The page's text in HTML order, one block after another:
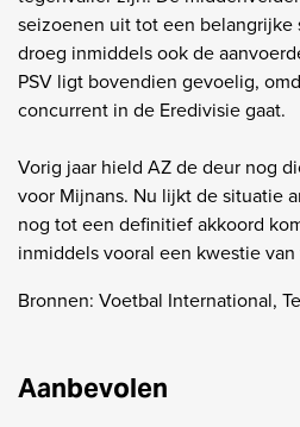
seizoenen uit tot een belangrijke
droeg inmiddels ook de
PSV ligt bovendien gevoelig,
concurrent in de Eredivisie gaat.
Vorig jaar hield AZ de deur nog
voor Mijnans. Nu lijkt de situatie
nog tot een definitief akkoord
inmiddels vooral een kwestie
Bronnen: Voetbal International,
Aanbevolen